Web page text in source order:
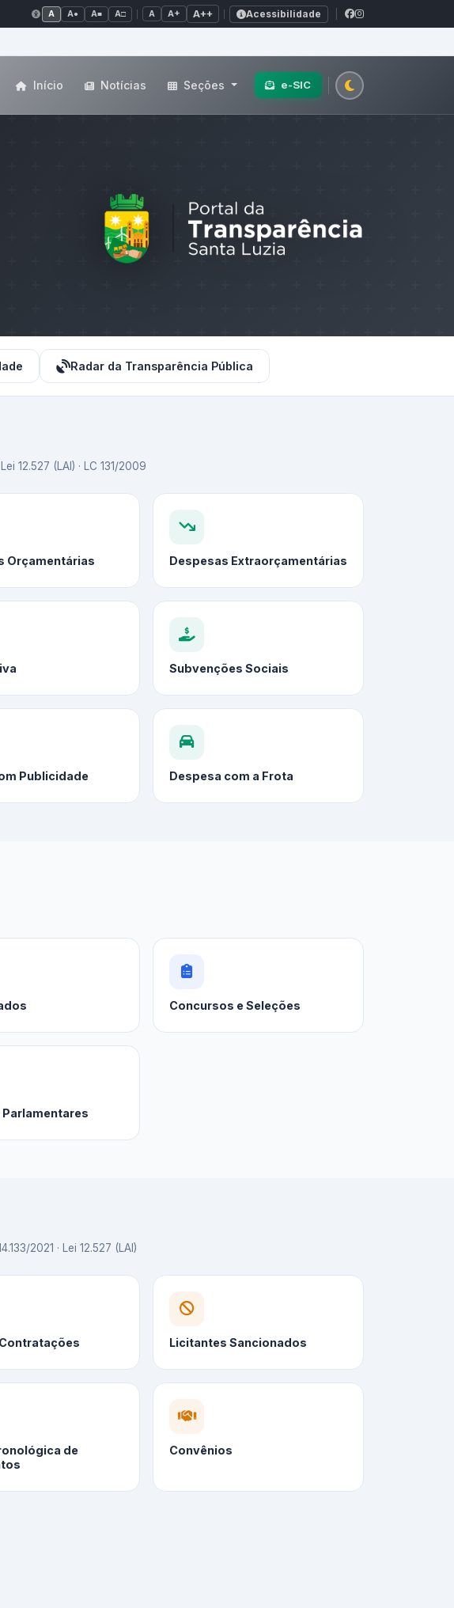
A A● A■ A□ A A+ A++ Acessibilidade
Início Notícias Seções e-SIC
Radar da Transparência Pública
12.527 (LAI) · LC 131/2009
Orçamentárias Despesas Extraorçamentárias
Subvenções Sociais
Publicidade Despesa com a Frota
Concursos e Seleções
Parlamentares
2021 · Lei 12.527 (LAI)
Licitantes Sancionados
de
Convênios